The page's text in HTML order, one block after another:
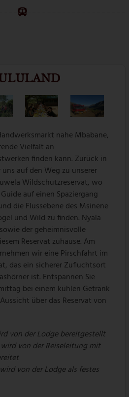
nahe Mbabane,
Vielfalt an
finden kann. Zurück in
auf den Weg zu unserer
Wildschutzreservat, wo
auf einen Spaziergang
die Flussebene des Msinene
und Wild zu finden. Nyala
der geheimnisvolle
Reservat zuhause. Am
wir eine Pirschfahrt im
das ein sicherer Zufluchtsort
ist. Entspannen Sie
bei einem kühlen Getränk
über das Reservat von
von der Lodge bereitgestellt
von der Reiseleitung mit
von der Lodge als festes